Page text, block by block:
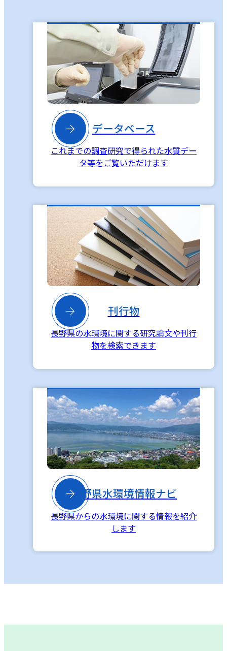
 データベース
これまでの調査研究で得られた水質デー
タ等をご覧いただけます
 刊行物
長野県の水環境に関する研究論文や刊行
物を検索できます
長野県水環境情報ナビ
長野県からの水環境に関する情報を紹介
します